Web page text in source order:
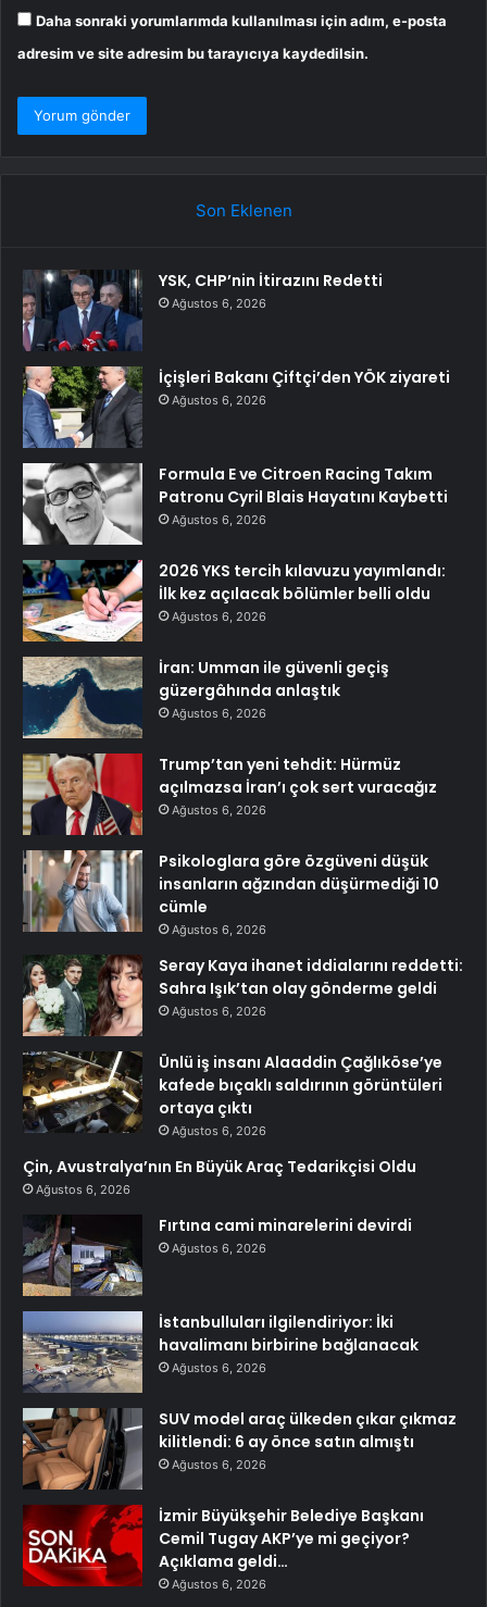
Daha sonraki yorumlarımda kullanılması için adım, e-posta
adresim ve site adresim bu tarayıcıya kaydedilsin.
Son Eklenen
YSK, CHP’nin İtirazını Redetti
Ağustos 6, 2026
İçişleri Bakanı Çiftçi’den YÖK ziyareti
Ağustos 6, 2026
Formula E ve Citroen Racing Takım
Patronu Cyril Blais Hayatını Kaybetti
Ağustos 6, 2026
2026 YKS tercih kılavuzu yayımlandı:
İlk kez açılacak bölümler belli oldu
Ağustos 6, 2026
İran: Umman ile güvenli geçiş
güzergâhında anlaştık
Ağustos 6, 2026
Trump’tan yeni tehdit: Hürmüz
açılmazsa İran’ı çok sert vuracağız
Ağustos 6, 2026
Psikologlara göre özgüveni düşük
insanların ağzından düşürmediği 10
cümle
Ağustos 6, 2026
Seray Kaya ihanet iddialarını reddetti:
Sahra Işık’tan olay gönderme geldi
Ağustos 6, 2026
Ünlü iş insanı Alaaddin Çağlıköse’ye
kafede bıçaklı saldırının görüntüleri
ortaya çıktı
Ağustos 6, 2026
Çin, Avustralya’nın En Büyük Araç Tedarikçisi Oldu
Ağustos 6, 2026
Fırtına cami minarelerini devirdi
Ağustos 6, 2026
İstanbulluları ilgilendiriyor: İki
havalimanı birbirine bağlanacak
Ağustos 6, 2026
SUV model araç ülkeden çıkar çıkmaz
kilitlendi: 6 ay önce satın almıştı
Ağustos 6, 2026
İzmir Büyükşehir Belediye Başkanı
Cemil Tugay AKP’ye mi geçiyor?
Açıklama geldi…
Ağustos 6, 2026